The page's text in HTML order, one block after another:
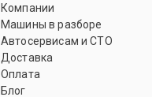
Компании
Машины в разборе
Автосервисам и СТО
Доставка
Оплата
Блог